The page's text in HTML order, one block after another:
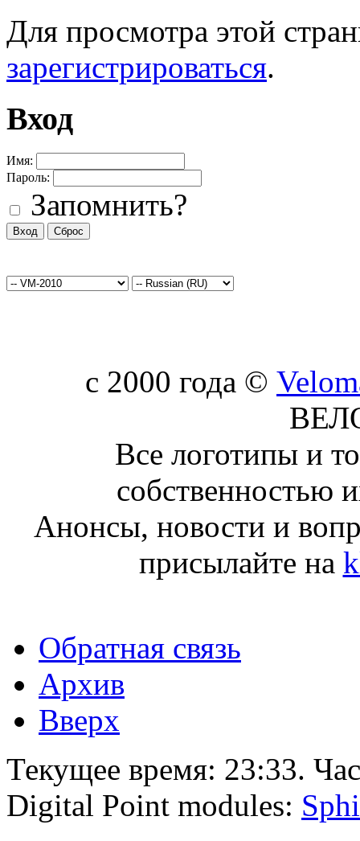
Для просмотра этой
зарегистрироваться.
Вход
Имя:
Пароль:
Запомнить?
c 2000 года ©
Все логотипы и
собственностью
Анонсы, новости и
присылайте на
Обратная связь
Архив
Вверх
Текущее время: 23:33.
Digital Point modules: